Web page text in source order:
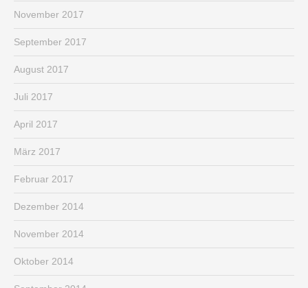
November 2017
September 2017
August 2017
Juli 2017
April 2017
März 2017
Februar 2017
Dezember 2014
November 2014
Oktober 2014